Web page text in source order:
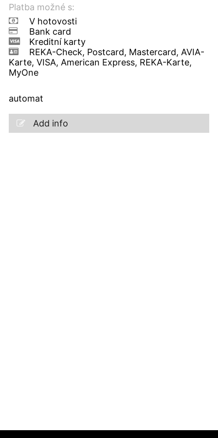
Platba možné s:
V hotovosti
Bank card
Kreditní karty
REKA-Check, Postcard, Mastercard, AVIA-
Karte, VISA, American Express, REKA-Karte,
MyOne
automat
Add info